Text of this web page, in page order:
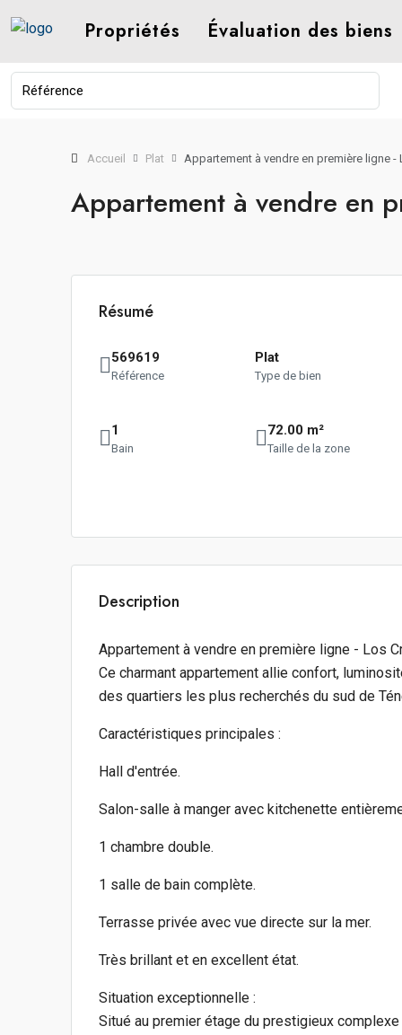
Propriétés Évaluation des biens
Accueil Plat Appartement à vendre en première ligne -
Appartement à vendre en
Résumé
569619
Référence
Plat
Type de bien
1
Bain
72.00 m²
Taille de la zone
Description
Appartement à vendre en première ligne - Los
Ce charmant appartement allie confort,
des quartiers les plus recherchés du sud de
Caractéristiques principales :
Hall d'entrée.
Salon-salle à manger avec kitchenette
1 chambre double.
1 salle de bain complète.
Terrasse privée avec vue directe sur la mer.
Très brillant et en excellent état.
Situation exceptionnelle :
Situé au premier étage du prestigieux